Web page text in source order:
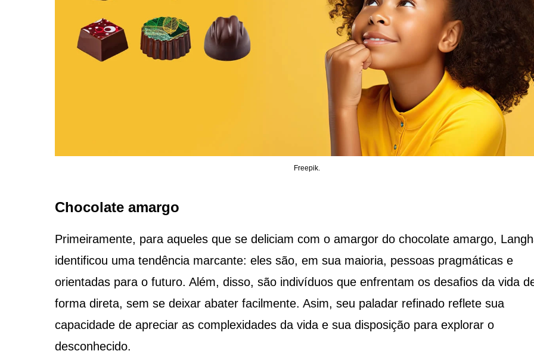
Freepik.
Chocolate amargo
Primeiramente, para aqueles que se deliciam com o amargor do chocolate amargo,
identificou uma tendência marcante: eles são, em sua maioria, pessoas pragmáticas e
orientadas para o futuro. Além, disso, são indivíduos que enfrentam os desafios da vida
forma direta, sem se deixar abater facilmente. Asim, seu paladar refinado reflete sua
capacidade de apreciar as complexidades da vida e sua disposição para explorar o
desconhecido.